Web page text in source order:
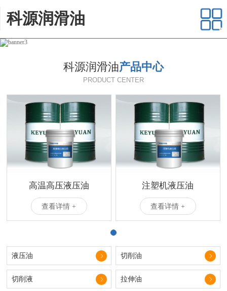
科源润滑油
科源润滑油产品中心
PRODUCT CENTER
高温高压液压油
查看详情 +
注塑机液压油
查看详情 +
液压油 切削油
切削液 拉伸油